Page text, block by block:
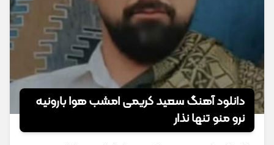
دانلود آهنگ سعید کریمی امشب هوا بارونیه
نرو منو تنها نذار